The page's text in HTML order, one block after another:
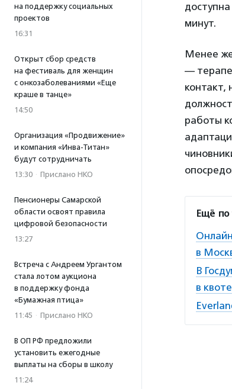
на поддержку социальных
проектов
16:31
Открыт сбор средств
на фестиваль для женщин
с онкозаболеваниями «Еще
краше в танце»
14:50
Организация «Продвижение»
и компания «Инва-Титан»
будут сотрудничать
13:30 · Прислано НКО
Пенсионеры Самарской
области освоят правила
цифровой безопасности
13:27
Встреча с Андреем Ургантом
стала лотом аукциона
в поддержку фонда
«Бумажная птица»
11:45 · Прислано НКО
В ОП РФ предложили
установить ежегодные
выплаты на сборы в школу
11:24
минут.
Менее
—
контакт,
работы
Ещё по
в
В
в квоте